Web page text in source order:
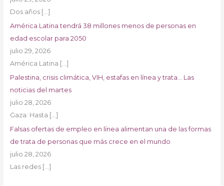
Dos años […]
América Latina tendrá 38 millones menos de personas en
edad escolar para 2050
julio 29, 2026
América Latina […]
Palestina, crisis climática, VIH, estafas en línea y trata… Las
noticias del martes
julio 28, 2026
Gaza: Hasta […]
Falsas ofertas de empleo en línea alimentan una de las formas
de trata de personas que más crece en el mundo
julio 28, 2026
Las redes […]